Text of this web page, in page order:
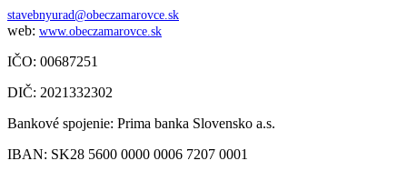
stavebnyurad@obeczamarovce.sk
web: www.obeczamarovce.sk
IČO: 00687251
DIČ: 2021332302
Bankové spojenie: Prima banka Slovensko a.s.
IBAN: SK28 5600 0000 0006 7207 0001